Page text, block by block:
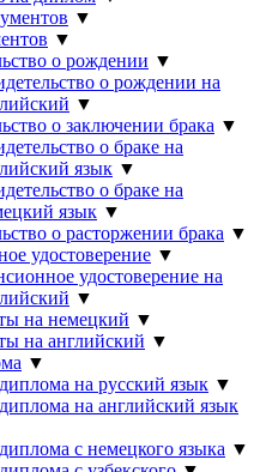
▼
▼
о рождении ▼
о рождении на
▼
о заключении брака ▼
о браке на
язык ▼
о браке на
язык ▼
о расторжении брака ▼
удостоверение ▼
удостоверение на
▼
на немецкий ▼
на английский ▼
▼
на русский язык ▼
на английский язык
с немецкого языка ▼